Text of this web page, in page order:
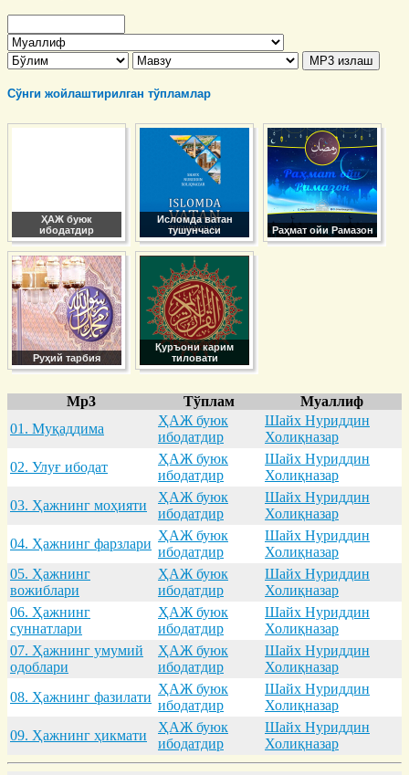
Сўнги жойлаштирилган тўпламлар
ҲАЖ буюк
ибодатдир
Исломда ватан
тушунчаси
Раҳмат ойи Рамазон
Руҳий тарбия
Қуръони карим
тиловати
Mp3 Тўплам
Муаллиф
01. Муқaддимa
ҲАЖ буюк
ибодатдир
Шайх Нуриддин
Холиқназар
02. Улуғ ибодaт
ҲАЖ буюк
ибодатдир
Шайх Нуриддин
Холиқназар
03. Ҳaжнинг моҳияти
ҲАЖ буюк
ибодатдир
Шайх Нуриддин
Холиқназар
04. Ҳaжнинг фaрзлaри
ҲАЖ буюк
ибодатдир
Шайх Нуриддин
Холиқназар
05. Ҳaжнинг
вожиблaри
ҲАЖ буюк
ибодатдир
Шайх Нуриддин
Холиқназар
06. Ҳaжнинг
суннaтлaри
ҲАЖ буюк
ибодатдир
Шайх Нуриддин
Холиқназар
07. Ҳaжнинг умумий
одоблaри
ҲАЖ буюк
ибодатдир
Шайх Нуриддин
Холиқназар
08. Ҳaжнинг фaзилaти
ҲАЖ буюк
ибодатдир
Шайх Нуриддин
Холиқназар
09. Ҳaжнинг ҳикмaти
ҲАЖ буюк
ибодатдир
Шайх Нуриддин
Холиқназар